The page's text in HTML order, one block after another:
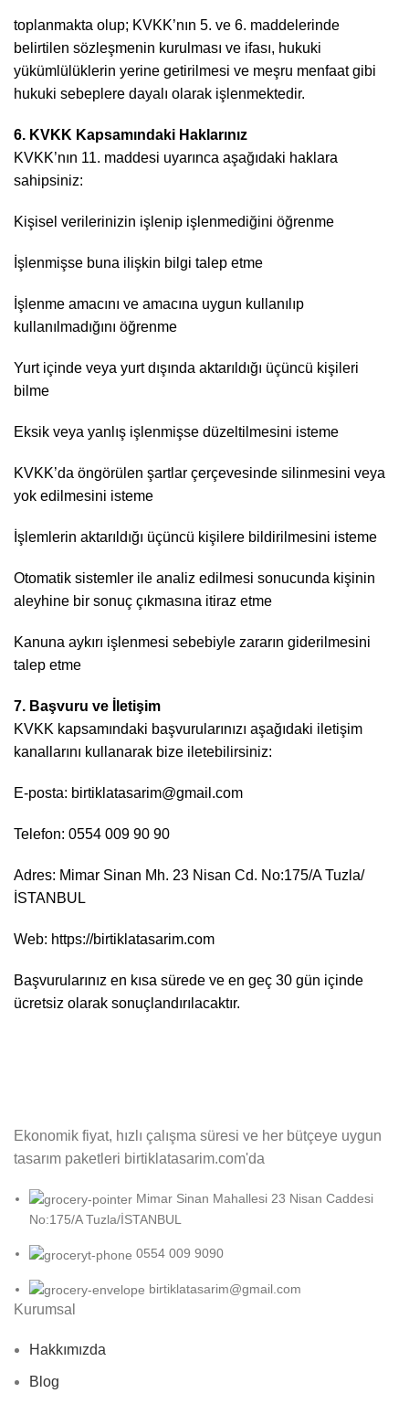
toplanmakta olup; KVKK’nın 5. ve 6. maddelerinde
belirtilen sözleşmenin kurulması ve ifası, hukuki
yükümlülüklerin yerine getirilmesi ve meşru menfaat gibi
hukuki sebeplere dayalı olarak işlenmektedir.
6. KVKK Kapsamındaki Haklarınız
KVKK’nın 11. maddesi uyarınca aşağıdaki haklara
sahipsiniz:
Kişisel verilerinizin işlenip işlenmediğini öğrenme
İşlenmişse buna ilişkin bilgi talep etme
İşlenme amacını ve amacına uygun kullanılıp
kullanılmadığını öğrenme
Yurt içinde veya yurt dışında aktarıldığı üçüncü kişileri
bilme
Eksik veya yanlış işlenmişse düzeltilmesini isteme
KVKK’da öngörülen şartlar çerçevesinde silinmesini veya
yok edilmesini isteme
İşlemlerin aktarıldığı üçüncü kişilere bildirilmesini isteme
Otomatik sistemler ile analiz edilmesi sonucunda kişinin
aleyhine bir sonuç çıkmasına itiraz etme
Kanuna aykırı işlenmesi sebebiyle zararın giderilmesini
talep etme
7. Başvuru ve İletişim
KVKK kapsamındaki başvurularınızı aşağıdaki iletişim
kanallarını kullanarak bize iletebilirsiniz:
E-posta: birtiklatasarim@gmail.com
Telefon: 0554 009 90 90
Adres: Mimar Sinan Mh. 23 Nisan Cd. No:175/A Tuzla/
İSTANBUL
Web: https://birtiklatasarim.com
Başvurularınız en kısa sürede ve en geç 30 gün içinde
ücretsiz olarak sonuçlandırılacaktır.
Ekonomik fiyat, hızlı çalışma süresi ve her bütçeye uygun
tasarım paketleri birtiklatasarim.com'da
Mimar Sinan Mahallesi 23 Nisan Caddesi
No:175/A Tuzla/İSTANBUL
0554 009 9090
birtiklatasarim@gmail.com
Kurumsal
Hakkımızda
Blog